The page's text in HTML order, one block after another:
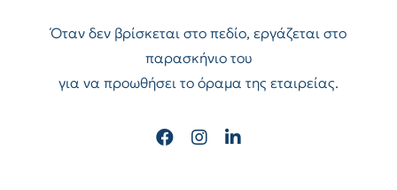
Όταν δεν βρίσκεται στο πεδίο, εργάζεται στο
παρασκήνιο του
για να προωθήσει το όραμα της εταιρείας.